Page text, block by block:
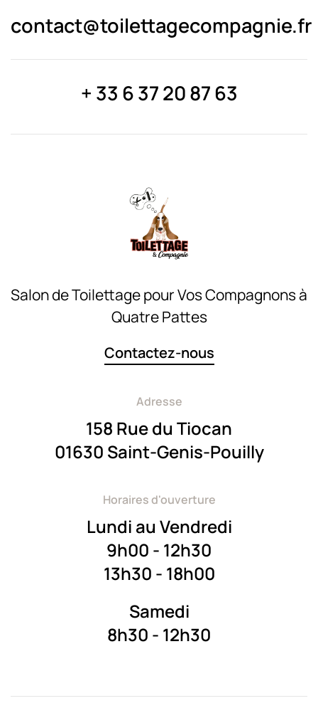
contact@toilettagecompagnie.fr
+ 33 6 37 20 87 63
Salon de Toilettage pour Vos Compagnons à
Quatre Pattes
Contactez-nous
Adresse
158 Rue du Tiocan
01630 Saint-Genis-Pouilly
Horaires d'ouverture
Lundi au Vendredi
9h00 - 12h30
13h30 - 18h00
Samedi
8h30 - 12h30